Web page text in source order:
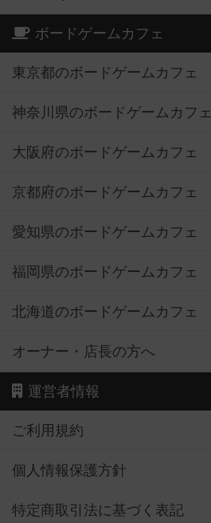
ボードゲームカフェ
東京都のボードゲームカフェ
神奈川県のボードゲームカフェ
大阪府のボードゲームカフェ
京都府のボードゲームカフェ
愛知県のボードゲームカフェ
福岡県のボードゲームカフェ
北海道のボードゲームカフェ
オーナー・店長の方へ
運営者情報
ご利用規約
個人情報保護方針
特定商取引法に基づく表記